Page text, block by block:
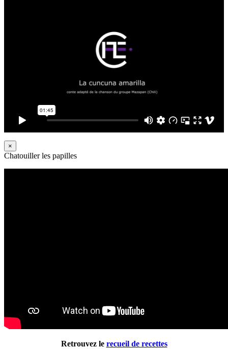
×
Chatouiller les papilles
Retrouvez le recueil de recettes